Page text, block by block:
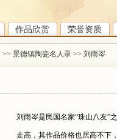
作品欣赏 荣誉资质
>> 景德镇陶瓷名人录 >> 刘雨岑
刘雨岑是民国名家“珠山八友”
走高，其作品价格也居高不下